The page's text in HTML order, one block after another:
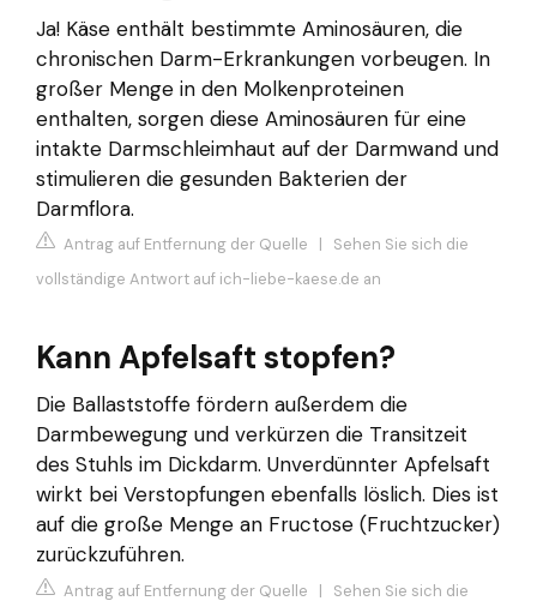
Ja! Käse enthält bestimmte Aminosäuren, die
chronischen Darm-Erkrankungen vorbeugen. In
großer Menge in den Molkenproteinen
enthalten, sorgen diese Aminosäuren für eine
intakte Darmschleimhaut auf der Darmwand und
stimulieren die gesunden Bakterien der
Darmflora.
Antrag auf Entfernung der Quelle | Sehen Sie sich die
vollständige Antwort auf ich-liebe-kaese.de an
Kann Apfelsaft stopfen?
Die Ballaststoffe fördern außerdem die
Darmbewegung und verkürzen die Transitzeit
des Stuhls im Dickdarm. Unverdünnter Apfelsaft
wirkt bei Verstopfungen ebenfalls löslich. Dies ist
auf die große Menge an Fructose (Fruchtzucker)
zurückzuführen.
Antrag auf Entfernung der Quelle | Sehen Sie sich die